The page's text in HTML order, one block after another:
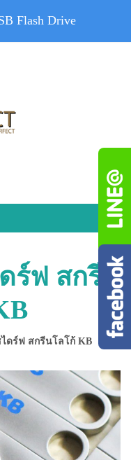
ร์ฟ สกรีน
ดร์ฟ สกรีนโลโก้ KB
Flash Drive